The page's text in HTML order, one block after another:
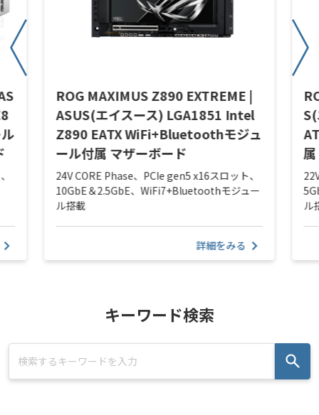
ROG MAXIMUS Z890 EXTREME |
ASUS(エイスース) LGA1851 Intel
Z890 EATX WiFi+Bluetoothモジュ
ール付属 マザーボード
24V CORE Phase、PCIe gen5 x16スロット、
10GbE＆2.5GbE、WiFi7+Bluetoothモジュー
ル搭載
詳細をみる
ル
キーワード検索